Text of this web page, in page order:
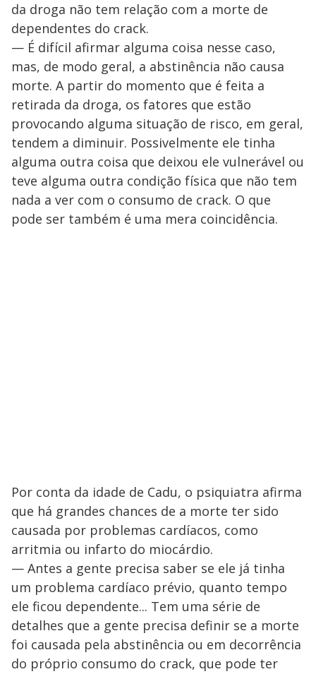
da droga não tem relação com a morte de
dependentes do crack.
— É difícil afirmar alguma coisa nesse caso,
mas, de modo geral, a abstinência não causa
morte. A partir do momento que é feita a
retirada da droga, os fatores que estão
provocando alguma situação de risco, em geral,
tendem a diminuir. Possivelmente ele tinha
alguma outra coisa que deixou ele vulnerável ou
teve alguma outra condição física que não tem
nada a ver com o consumo de crack. O que
pode ser também é uma mera coincidência.
Por conta da idade de Cadu, o psiquiatra afirma
que há grandes chances de a morte ter sido
causada por problemas cardíacos, como
arritmia ou infarto do miocárdio.
— Antes a gente precisa saber se ele já tinha
um problema cardíaco prévio, quanto tempo
ele ficou dependente... Tem uma série de
detalhes que a gente precisa definir se a morte
foi causada pela abstinência ou em decorrência
do próprio consumo do crack, que pode ter